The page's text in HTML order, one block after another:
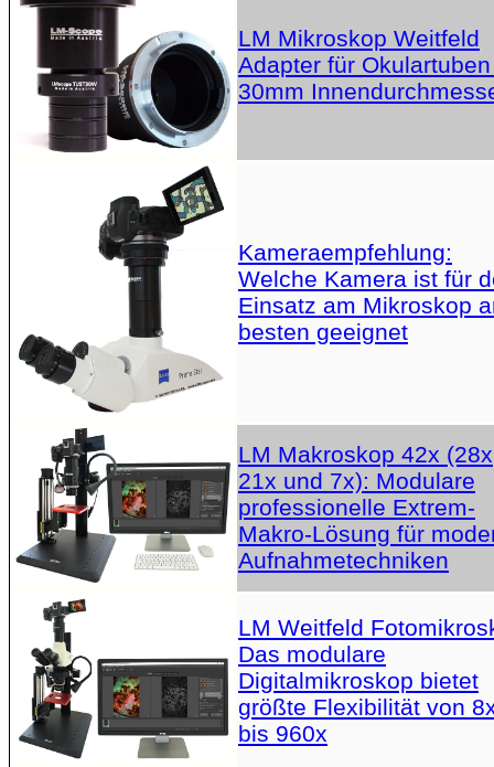
LM Mikroskop Weitfeld
Adapter für
30mm
Kameraempfehlung:
Welche Kamera ist für
Einsatz am Mikroskop
besten geeignet
LM Makroskop 42x
21x und 7x): Modulare
professionelle Extrem-
Makro-Lösung für
Aufnahmetechniken
LM Weitfeld
Das modulare
Digitalmikroskop bietet
größte Flexibilität von
bis 960x